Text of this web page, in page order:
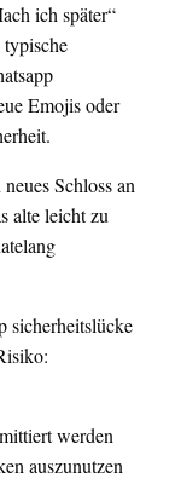
ich später“
Emojis oder
Schloss an
alte leicht zu
sicherheitslücke
werden
auszunutzen